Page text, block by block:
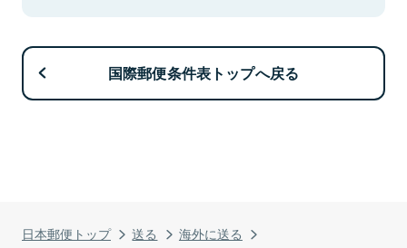
日本郵便トップ 送る
海外に送る
国際郵便条件表トップへ戻る